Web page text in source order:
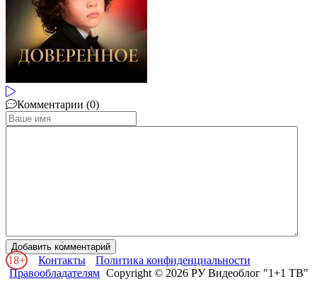
Комментарии (0)
Добавить комментарий
18+ Контакты
Политика конфиденциальности
Правообладателям Copyright © 2026 РУ Видеоблог "1+1 ТВ"